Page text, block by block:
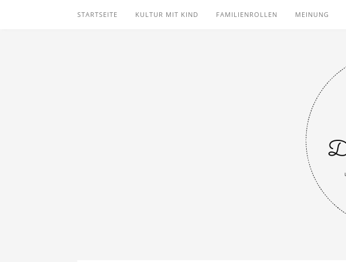
STARTSEITE KULTUR MIT KIND FAMILIENROLLEN MEINUNG